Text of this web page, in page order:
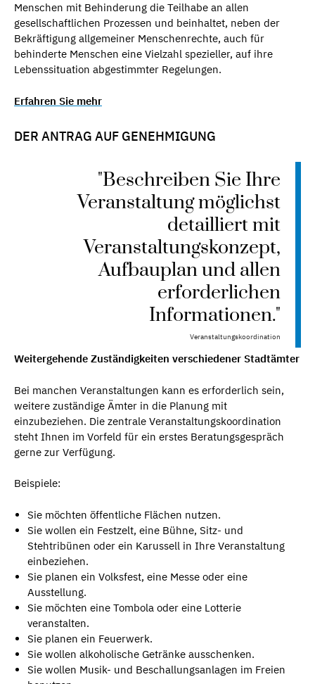
Menschen mit Behinderung die Teilhabe an allen
gesellschaftlichen Prozessen und beinhaltet, neben der
Bekräftigung allgemeiner Menschenrechte, auch für
behinderte Menschen eine Vielzahl spezieller, auf ihre
Lebenssituation abgestimmter Regelungen.
Erfahren Sie mehr
DER ANTRAG AUF GENEHMIGUNG
"Beschreiben Sie Ihre
Veranstaltung möglichst
detailliert mit
Veranstaltungskonzept,
Aufbauplan und allen
erforderlichen
Informationen."
Veranstaltungskoordination
Weitergehende Zuständigkeiten verschiedener Stadtämter
Bei manchen Veranstaltungen kann es erforderlich sein,
weitere zuständige Ämter in die Planung mit
einzubeziehen. Die zentrale Veranstaltungskoordination
steht Ihnen im Vorfeld für ein erstes Beratungsgespräch
gerne zur Verfügung.
Beispiele:
Sie möchten öffentliche Flächen nutzen.
Sie wollen ein Festzelt, eine Bühne, Sitz- und
Stehtribünen oder ein Karussell in Ihre Veranstaltung
einbeziehen.
Sie planen ein Volksfest, eine Messe oder eine
Ausstellung.
Sie möchten eine Tombola oder eine Lotterie
veranstalten.
Sie planen ein Feuerwerk.
Sie wollen alkoholische Getränke ausschenken.
Sie wollen Musik- und Beschallungsanlagen im Freien